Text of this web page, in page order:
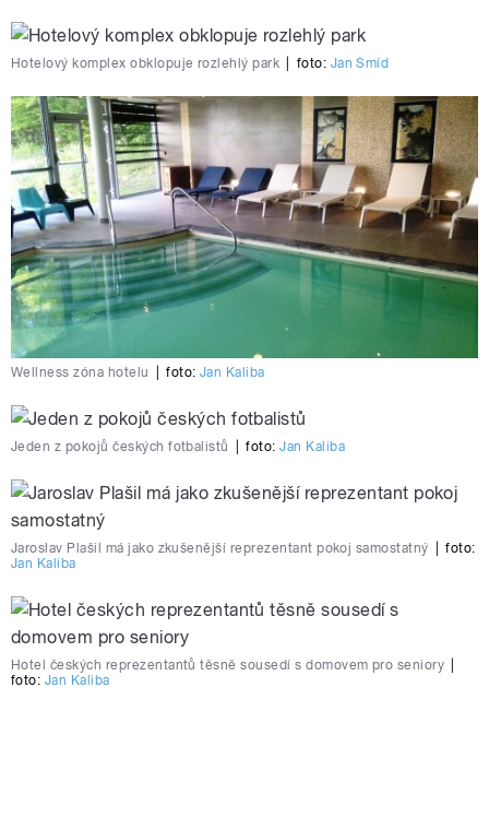
Hotelový komplex obklopuje rozlehlý park foto: Jan Šmíd
Wellness zóna hotelu foto: Jan Kaliba
Jeden z pokojů českých fotbalistů foto:Jan Kaliba
Jaroslav Plašil má jako zkušenější reprezentant pokoj samostatný
foto:
Jan Kaliba
Hotel českých reprezentantů těsně sousedí s domovem pro seniory
foto: Jan Kaliba